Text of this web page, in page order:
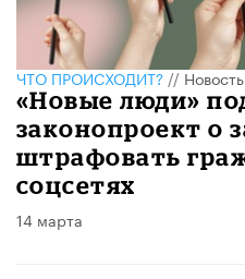
ЧТО ПРОИСХОДИТ?//Новость
«Новые люди»
законопроект о
штрафовать
соцсетях
14 марта